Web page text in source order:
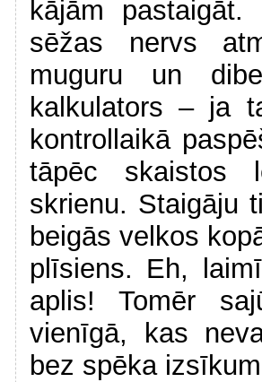
kājām
sēžas nervs
muguru un
kalkulators – ja
kontrollaikā
tāpēc skaistos
skrienu. Staigāju
beigās velkos
plīsiens. Eh,
aplis! Tomēr
vienīgā, kas
bez spēka